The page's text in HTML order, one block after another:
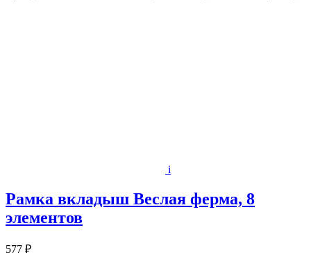
i
Рамка вкладыш Веслая ферма, 8
элементов
577 ₽